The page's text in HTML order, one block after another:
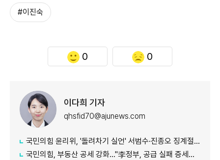
#이진숙
0 0
이다희 기자
qhsfid70@ajunews.com
국민의힘 윤리위, '돌려차기 실언' 서범수·진종오 징계절차 개시
국민의힘, 부동산 공세 강화..."李정부, 공급 실패 증세로 덮으려 해"